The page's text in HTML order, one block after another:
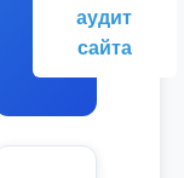
аудит
сайта